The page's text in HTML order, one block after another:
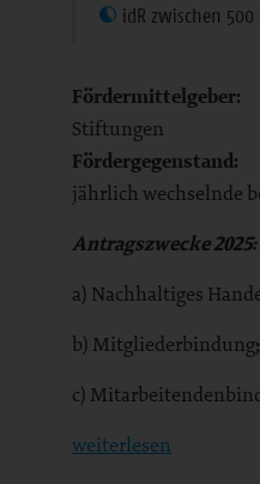
idR zwischen
Fördermittelgeber:
Stiftungen
Fördergegenstand:
jährlich wechselnde
Antragszwecke 2025:
a) Nachhaltiges
b) Mitgliederbindung;
c)
weiterlesen